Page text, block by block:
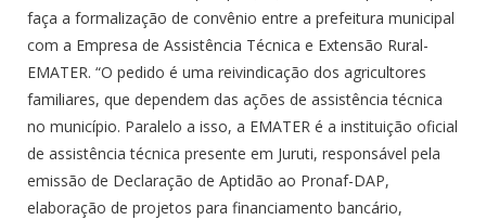
faça a formalização de convênio entre a prefeitura municipal
com a Empresa de Assistência Técnica e Extensão Rural-
EMATER. “O pedido é uma reivindicação dos agricultores
familiares, que dependem das ações de assistência técnica
no município. Paralelo a isso, a EMATER é a instituição oficial
de assistência técnica presente em Juruti, responsável pela
emissão de Declaração de Aptidão ao Pronaf-DAP,
elaboração de projetos para financiamento bancário,